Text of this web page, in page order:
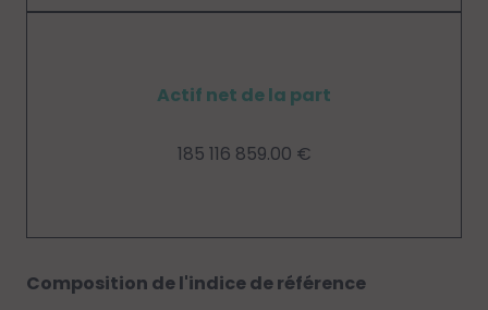
Actif net de la part
185 116 859.00 €
Composition de l'indice de référence